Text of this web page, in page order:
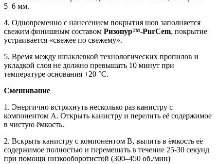
5–6 мм.
4. Одновременно с нанесением покрытия шов заполняется
свежим финишным составом Ризопур™-PurCem, покрытие
устраивается «свежее по свежему».
5. Время между шпаклевкой технологических пропилов и
укладкой слоя не должно превышать 10 минут при
температуре основания +20 °С.
Смешивание
1. Энергично встряхнуть несколько раз канистру с
компонентом А. Открыть канистру и перелить её содержимое
в чистую ёмкость.
2. Вскрыть канистру с компонентом В, вылить в ёмкость её
содержимое полностью и перемешать в течение 25-30 секунд
при помощи низкооборотистой (300–450 об./мин)